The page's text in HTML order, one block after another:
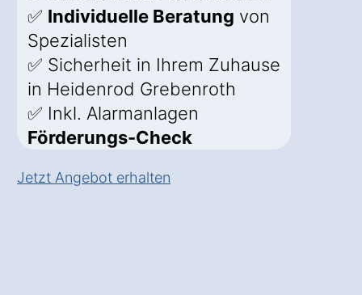
✅ Individuelle Beratung von
Spezialisten
✅ Sicherheit in Ihrem Zuhause
in Heidenrod Grebenroth
✅ Inkl. Alarmanlagen
Förderungs-Check
Jetzt Angebot erhalten